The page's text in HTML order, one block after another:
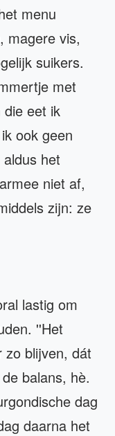
menu
magere vis,
suikers.
met
die eet ik
ook geen
het
niet af,
zijn: ze
lastig om
''Het
zo blijven, dát
balans, hè.
dag
daarna het